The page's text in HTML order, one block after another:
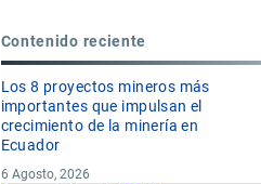
Contenido reciente
Los 8 proyectos mineros más
importantes que impulsan el
crecimiento de la minería en
Ecuador
6 Agosto, 2026